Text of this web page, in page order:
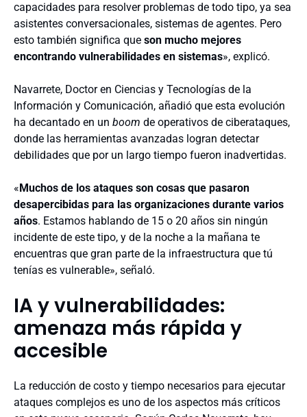
capacidades para resolver problemas de todo tipo, ya sea
asistentes conversacionales, sistemas de agentes. Pero
esto también significa que son mucho mejores
encontrando vulnerabilidades en sistemas», explicó.
Navarrete, Doctor en Ciencias y Tecnologías de la
Información y Comunicación, añadió que esta evolución
ha decantado en un boom de operativos de ciberataques,
donde las herramientas avanzadas logran detectar
debilidades que por un largo tiempo fueron inadvertidas.
«Muchos de los ataques son cosas que pasaron
desapercibidas para las organizaciones durante varios
años. Estamos hablando de 15 o 20 años sin ningún
incidente de este tipo, y de la noche a la mañana te
encuentras que gran parte de la infraestructura que tú
tenías es vulnerable», señaló.
IA y vulnerabilidades:
amenaza más rápida y
accesible
La reducción de costo y tiempo necesarios para ejecutar
ataques complejos es uno de los aspectos más críticos